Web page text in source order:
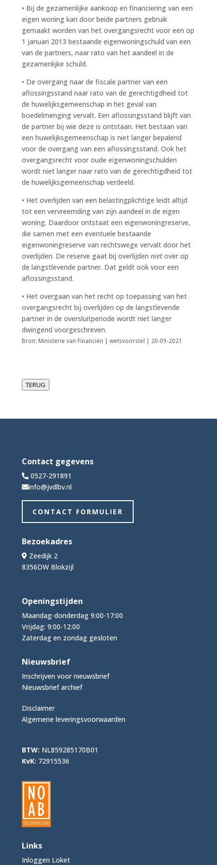
• Bij de gezamenlijke aankoop en financiering van een
eigen woning kan door beide partners gebruik
gemaakt worden van het overgangsrecht voor een op
1 januari 2013 bestaande eigenwoningschuld van een
van de partners, naar rato van het aandeel in de
gezamenlijke schuld.
• De overgang naar de fiscale partner van een
aflossingsstand naar rato van de gerechtigdheid tot
de huwelijksgemeenschap in het geval van
boedelmenging vervalt. Een aflossingsstand blijft van
de partner bij wie deze is ontstaan. Het bestaan van
een huwelijksgemeenschap is niet langer bepalend
voor de overgang van een aflossingsstand. Ook het
overgangsrecht voor oude eigenwoningschulden
wordt niet langer naar rato van de gerechtigdheid tot
de huwelijksgemeenschap verdeeld.
• Het overlijden van een belastingplichtige leidt altijd
tot een vervreemding van zijn aandeel in de eigen
woning. Daardoor ontstaat een eigenwoningreserve,
die samen met een eventuele bestaande
eigenwoningreserve van rechtswege vervalt door het
overlijden. De reserve gaat bij overlijden nietover op
de langstlevende partner. Dat geldt ook voor een
aflossingsstand.
• Het overgaan van het recht op toepassing van het
overgangsrecht bij overlijden op de langstlevende
partner in de oversluitperiode wordt niet langer
dwingend voorgeschreven.
Bron: Ministerie van Financiën | wetsvoorstel | 20-09-2021
TERUG
Contact gegevens
0527-291891
info@jvdlbv.nl
CONTACT FORMULIER
Bezoekadres
Zeedijk 2
8356DW Blokzijl
Openingstijden
Maandag-donderdag 9:00-17:00
Vrijdag: 9:00-12:00
Zaterdag en zondag gesloten
Nieuwsbrief
Inschrijven voor nieuwsbrief
Nieuwsbrief archief
Disclaimer
Algemene leveringsvoorwaarden
BTW: NL859285170B01
KvK: 72915536
Links
Inloggen Loket